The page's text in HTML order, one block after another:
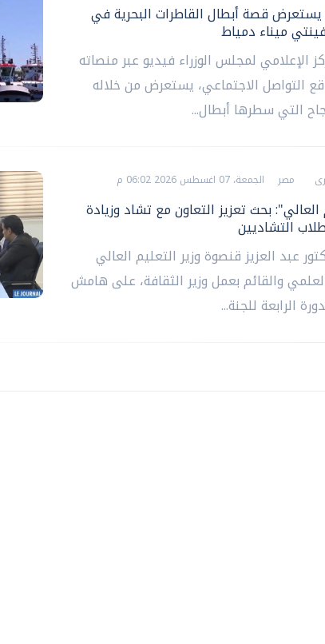
يستعرض قصة أبطال القاطرات البحرية في
ميناء دمياط
الإعلامي لمجلس الوزراء فيديو عبر منصاته
التواصل الاجتماعي، يستعرض من خلاله
التي سطرها أبطال...
مصر الجمعة، 07 اغسطس 2026 06:02 م
العالي": بحث تعزيز التعاون مع تشاد وزيادة
التشاديين
عبد العزيز قنصوة وزير التعليم العالي
والقائم بعمل وزير الثقافة، على هامش
الرابعة للجنة...